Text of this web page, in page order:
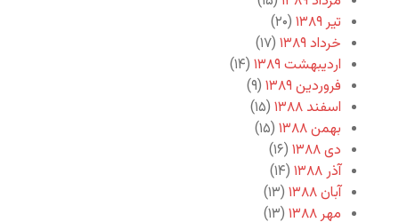
تیر ۱۳۸۹
(۲۰)
خرداد ۱۳۸۹
(۱۷)
اردیبهشت ۱۳۸۹
(۱۴)
فروردین ۱۳۸۹
(۹)
اسفند ۱۳۸۸
(۱۵)
بهمن ۱۳۸۸
(۱۵)
دی ۱۳۸۸
(۱۶)
آذر ۱۳۸۸
(۱۴)
آبان ۱۳۸۸
(۱۳)
مهر ۱۳۸۸
(۱۳)